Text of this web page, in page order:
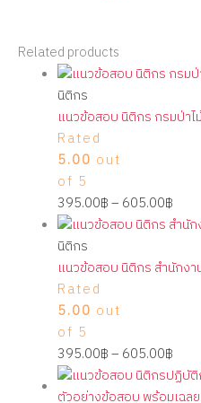
Related products
นิติกร
แนวข้อสอบ นิติกร กรมป่า
Rated
5.00 out
of 5
395.00฿– 605.00฿
นิติกร
แนวข้อสอบ นิติกร สำนักง
Rated
5.00 out
of 5
395.00฿– 605.00฿